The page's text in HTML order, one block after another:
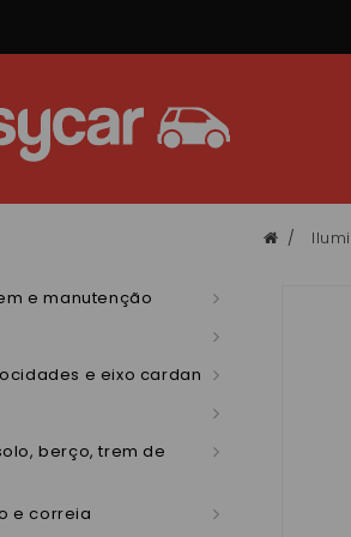
e manutenção
e eixo cardan
berço, trem de
e correia